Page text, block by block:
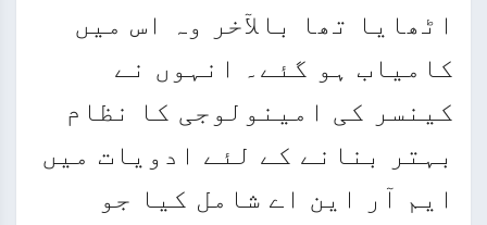
اٹھایا تھا بالآخر وہ اس میں
کامیاب ہو گئے۔ انہوں نے
کینسر کی امینولوجی کا نظام
بہتر بنانے کے لئے ادویات میں
ایم آر این اے شامل کیا جو